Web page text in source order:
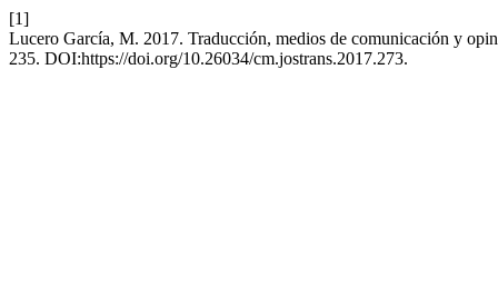
[1]
Lucero García, M. 2017. Traducción, medios de comunicación y
235. DOI:https://doi.org/10.26034/cm.jostrans.2017.273.